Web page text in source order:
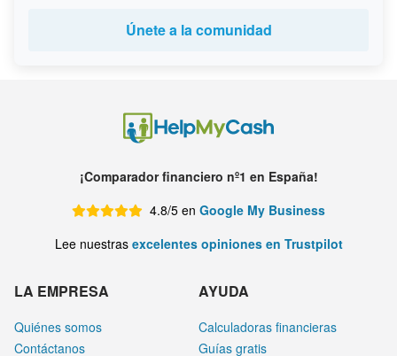
Únete a la comunidad
¡Comparador financiero nº1 en España!
4.8/5 en Google My Business
Lee nuestras excelentes opiniones en Trustpilot
LA EMPRESA
Quiénes somos
Contáctanos
AYUDA
Calculadoras financieras
Guías gratis